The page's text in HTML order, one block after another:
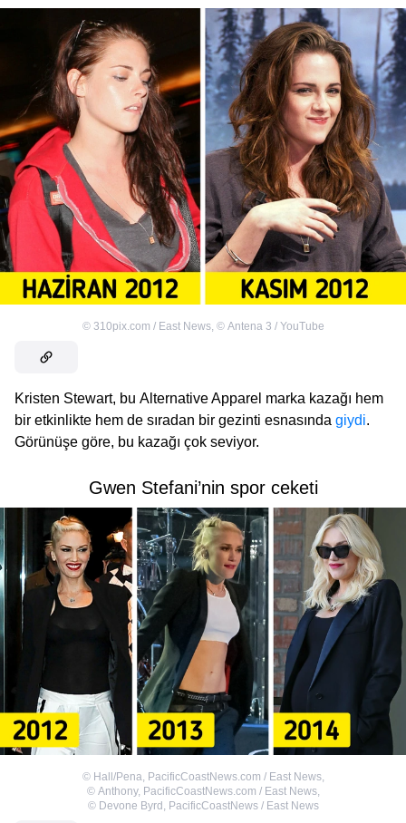
© 310pix.com / East News, © Antena 3 / YouTube
Kristen Stewart, bu Alternative Apparel marka kazağı hem
bir etkinlikte hem de sıradan bir gezinti esnasında giydi.
Görünüşe göre, bu kazağı çok seviyor.
Gwen Stefani’nin spor ceketi
© Hall/Pena, PacificCoastNews.com / East News,
© Anthony, PacificCoastNews.com / East News,
© Devone Byrd, PacificCoastNews / East News